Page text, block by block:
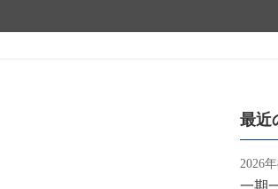
最近
2026
一期